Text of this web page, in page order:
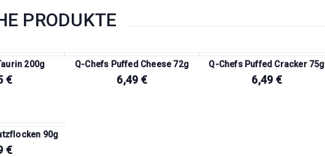
PRODUKTE
200g
€
Q-Chefs Puffed Cheese 72g
6,49 €
Q-Chefs Puffed Cracker 75g
6,49 €
90g
€